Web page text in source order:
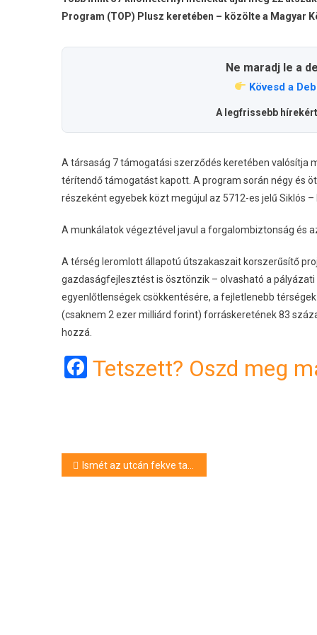
Program (TOP) Plusz keretében – közölte a Magyar
Ne maradj le a
Kövesd a
A legfrissebb
A társaság 7 támogatási szerződés keretében valósítja
térítendő támogatást kapott. A program során négy és
részeként egyebek közt megújul az 5712-es jelű Siklós
A munkálatok végeztével javul a forgalombiztonság és
A térség leromlott állapotú útszakaszait korszerűsítő
gazdaságfejlesztést is ösztönzik – olvasható a
egyenlőtlenségek csökkentésére, a fejletlenebb
(csaknem 2 ezer milliárd forint) forráskeretének 83
hozzá.
Facebook
Tetszett? Oszd meg
Bejegyzés
Ismét az utcán fekve találtak Molnár Gusztávra